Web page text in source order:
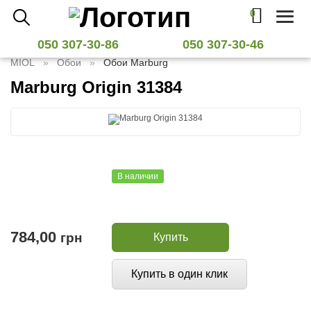
0
Toggle
050 307-30-86 050 307-30-46
MIOL Обои Обои Marburg
Marburg Origin 31384
В наличии
784,00 грн Купить
Купить в один клик